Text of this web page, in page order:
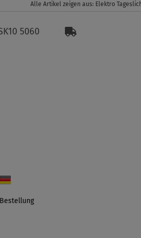
Alle Artikel zeigen aus: Elektro
5060